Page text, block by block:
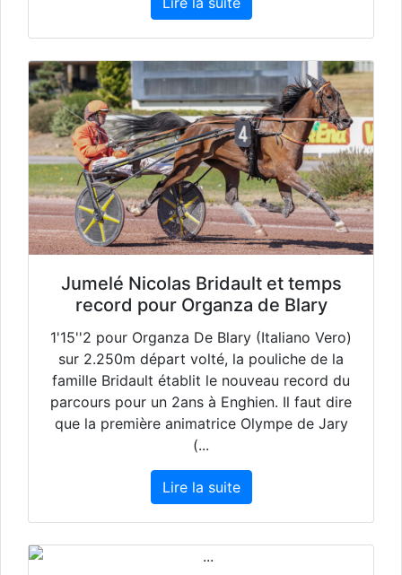
Jumelé Nicolas Bridault et temps
record pour Organza de Blary
1'15''2 pour Organza De Blary (Italiano Vero)
sur 2.250m départ volté, la pouliche de la
famille Bridault établit le nouveau record du
parcours pour un 2ans à Enghien. Il faut dire
que la première animatrice Olympe de Jary
(...
Lire la suite